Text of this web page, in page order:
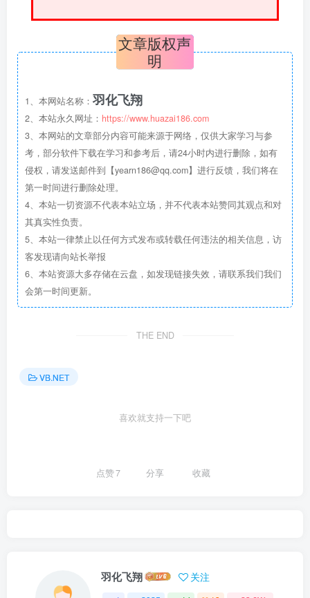
文章版权声
明
1、本网站名称： 羽化飞翔
2、本站永久网址： https://www.huazai186.com
3、本网站的文章部分内容可能来源于网络，仅供大家学习与参
考，部分软件下载在学习和参考后，请24小时内进行删除，如有
侵权，请发送邮件到【yearn186@qq.com】进行反馈，我们将在
第一时间进行删除处理。
4、本站一切资源不代表本站立场，并不代表本站赞同其观点和对
其真实性负责。
5、本站一律禁止以任何方式发布或转载任何违法的相关信息，访
客发现请向站长举报
6、本站资源大多存储在云盘，如发现链接失效，请联系我们我们
会第一时间更新。
THE END
VB.NET
喜欢就支持一下吧
点赞7 分享 收藏
羽化飞翔 关注